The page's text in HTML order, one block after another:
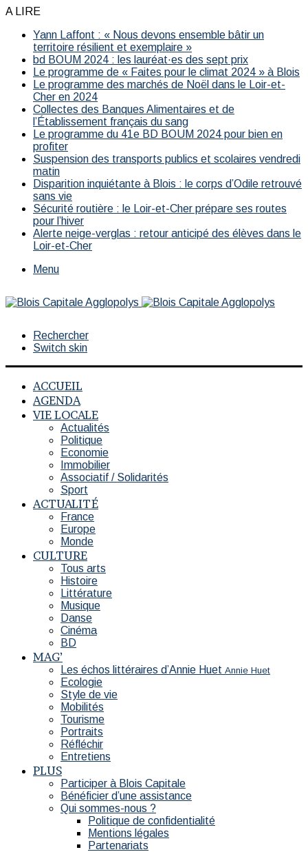
A LIRE
Yann Laffont : « Nous devons ensemble bâtir un
territoire résilient et exemplaire »
bd BOUM 2024 : les lauréat·es des sept prix
Le programme de « Faites pour le climat 2024 » à Blois
Le programme des marchés de Noël dans le Loir-et-
Cher en 2024
Collectes des Banques Alimentaires et de
l’Établissement français du sang
Le programme du 41e BD BOUM 2024 pour bien en
profiter
Suspension des transports publics et scolaires vendredi
matin
Disparition inquiétante à Blois : le corps d’Odile retrouvé
sans vie
Sécurité routière : le Loir-et-Cher prépare ses routes
pour l’hiver
Alerte neige-verglas : retour anticipé des élèves dans le
Loir-et-Cher
Menu
Rechercher
Switch skin
ACCUEIL
AGENDA
VIE LOCALE
Actualités
Politique
Economie
Immobilier
Associatif / Solidarités
Sport
ACTUALITÉ
France
Europe
Monde
CULTURE
Tous arts
Histoire
Littérature
Musique
Danse
Cinéma
BD
MAG’
Les échos littéraires d’Annie Huet Annie Huet
Ecologie
Style de vie
Mobilités
Tourisme
Portraits
Réfléchir
Entretiens
PLUS
Participer à Blois Capitale
Bénéficier d’une assistance
Qui sommes-nous ?
Politique de confidentialité
Mentions légales
Partenariats